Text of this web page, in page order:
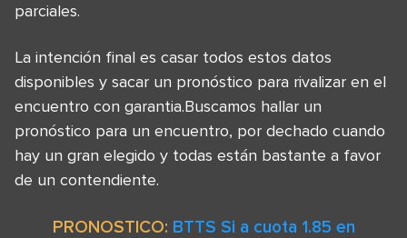
parciales.
La intención final es casar todos estos datos
disponibles y sacar un pronóstico para rivalizar en el
encuentro con garantia.Buscamos hallar un
pronóstico para un encuentro, por dechado cuando
hay un gran elegido y todas están bastante a favor
de un contendiente.
PRONOSTICO: BTTS Si a cuota 1.85 en